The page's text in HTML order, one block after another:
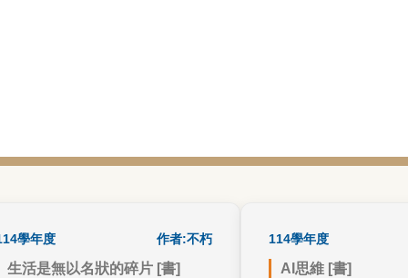
學年度 作者:不朽
生活是無以名狀的碎片 [書]
書籍心得 114學年度
AI思維 [書]